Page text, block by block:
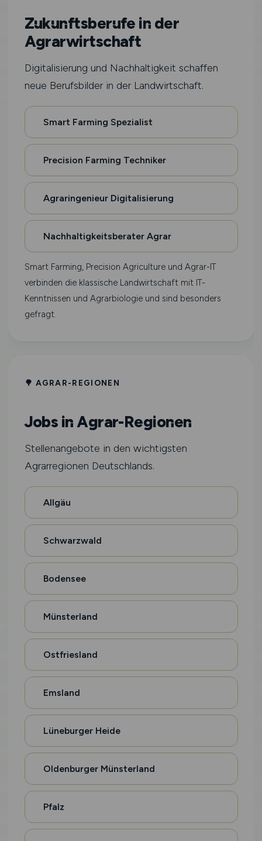
Zukunftsberufe in der
Agrarwirtschaft
Digitalisierung und Nachhaltigkeit schaffen
neue Berufsbilder in der Landwirtschaft.
Smart Farming Spezialist
Precision Farming Techniker
Agraringenieur Digitalisierung
Nachhaltigkeitsberater Agrar
Smart Farming, Precision Agriculture und Agrar-IT
verbinden die klassische Landwirtschaft mit IT-
Kenntnissen und Agrarbiologie und sind besonders
gefragt.
🌳 AGRAR-REGIONEN
Jobs in Agrar-Regionen
Stellenangebote in den wichtigsten
Agrarregionen Deutschlands.
Allgäu
Schwarzwald
Bodensee
Münsterland
Ostfriesland
Emsland
Lüneburger Heide
Oldenburger Münsterland
Pfalz